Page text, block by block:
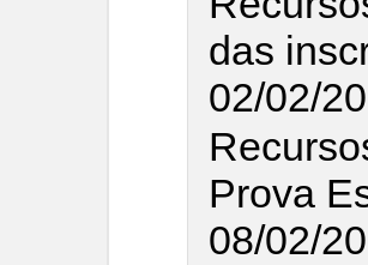
das
02/02/
Prova
08/02/